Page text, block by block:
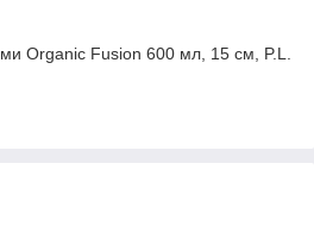
Organic Fusion 600 мл, 15 см, P.L.